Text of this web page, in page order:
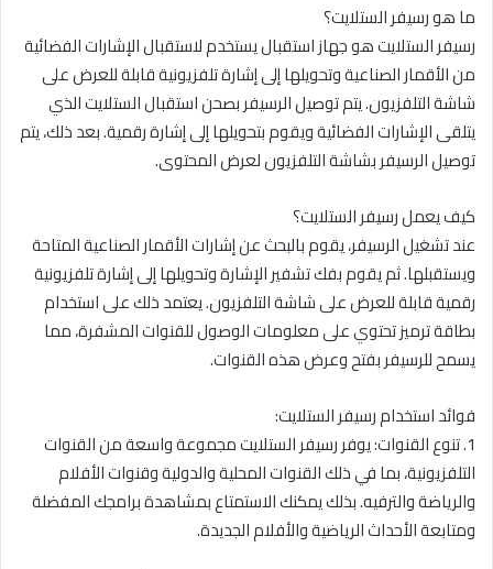
ما هو رسيفر الستلايت؟
رسيفر الستلايت هو جهاز استقبال يستخدم لاستقبال الإشارات الفضائية
من الأقمار الصناعية وتحويلها إلى إشارة تلفزيونية قابلة للعرض على
شاشة التلفزيون. يتم توصيل الرسيفر بصحن استقبال الستلايت الذي
يتلقى الإشارات الفضائية ويقوم بتحويلها إلى إشارة رقمية. بعد ذلك، يتم
توصيل الرسيفر بشاشة التلفزيون لعرض المحتوى.
كيف يعمل رسيفر الستلايت؟
عند تشغيل الرسيفر، يقوم بالبحث عن إشارات الأقمار الصناعية المتاحة
ويستقبلها. ثم يقوم بفك تشفير الإشارة وتحويلها إلى إشارة تلفزيونية
رقمية قابلة للعرض على شاشة التلفزيون. يعتمد ذلك على استخدام
بطاقة ترميز تحتوي على معلومات الوصول للقنوات المشفرة، مما
يسمح للرسيفر بفتح وعرض هذه القنوات.
فوائد استخدام رسيفر الستلايت:
1. تنوع القنوات: يوفر رسيفر الستلايت مجموعة واسعة من القنوات
التلفزيونية، بما في ذلك القنوات المحلية والدولية وقنوات الأفلام
والرياضة والترفيه. بذلك يمكنك الاستمتاع بمشاهدة برامجك المفضلة
ومتابعة الأحداث الرياضية والأفلام الجديدة.